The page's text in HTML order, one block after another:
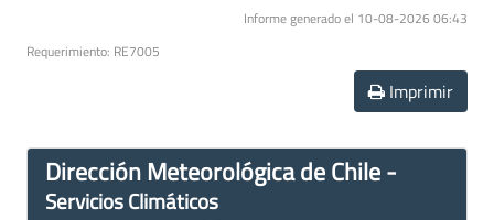
Informe generado el 10-08-2026 06:43
Requerimiento: RE7005
Imprimir
Dirección Meteorológica de Chile -
Servicios Climáticos